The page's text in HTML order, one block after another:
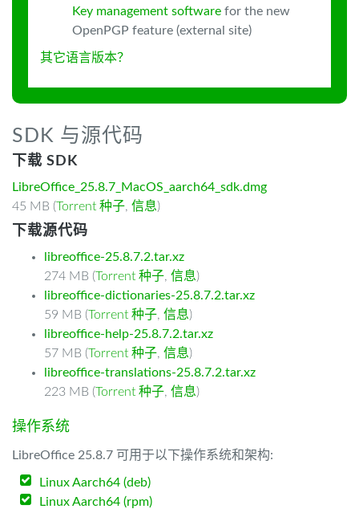
Key management software for the new
OpenPGP feature (external site)
其它语言版本？
SDK 与源代码
下载 SDK
LibreOffice_25.8.7_MacOS_aarch64_sdk.dmg
45 MB (Torrent 种子, 信息)
下载源代码
libreoffice-25.8.7.2.tar.xz
274 MB (Torrent 种子, 信息)
libreoffice-dictionaries-25.8.7.2.tar.xz
59 MB (Torrent 种子, 信息)
libreoffice-help-25.8.7.2.tar.xz
57 MB (Torrent 种子, 信息)
libreoffice-translations-25.8.7.2.tar.xz
223 MB (Torrent 种子, 信息)
操作系统
LibreOffice 25.8.7 可用于以下操作系统和架构:
Linux Aarch64 (deb)
Linux Aarch64 (rpm)